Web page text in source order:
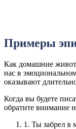
Примеры
Как домашние
нас в
оказывают
Когда вы будете
обратите внимание
1. Ты забрел в